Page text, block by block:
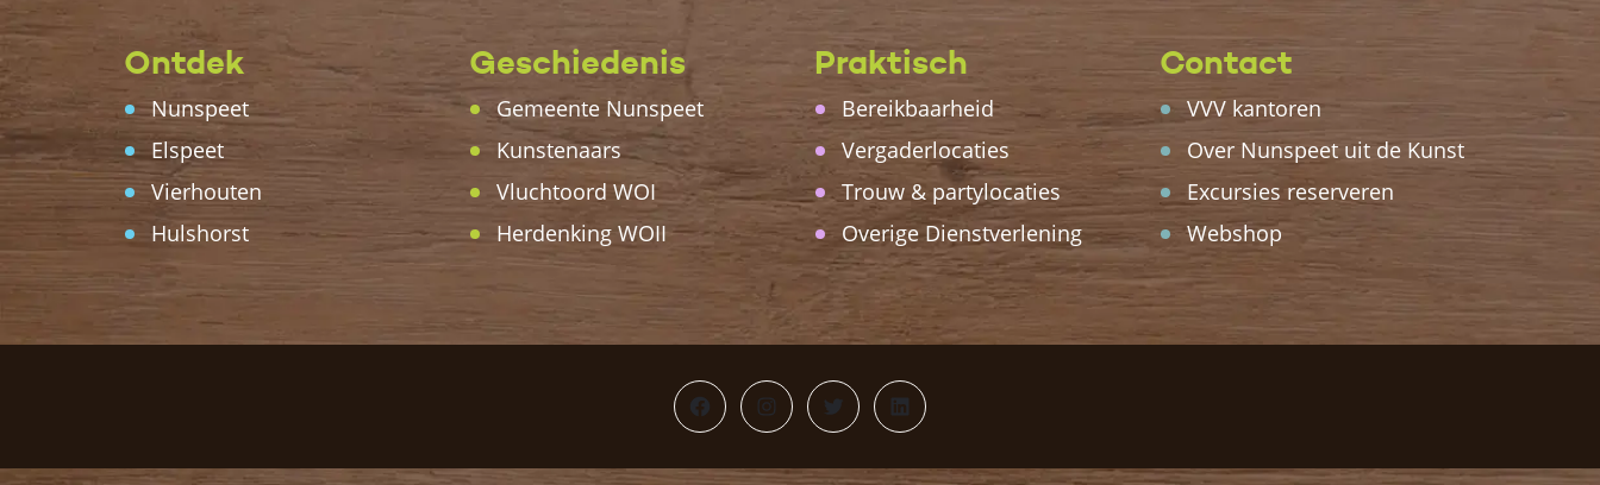
Ontdek
Nunspeet
Elspeet
Vierhouten
Hulshorst
Geschiedenis
Gemeente Nunspeet
Kunstenaars
Vluchtoord WOI
Herdenking WOII
Praktisch
Bereikbaarheid
Vergaderlocaties
Trouw & partylocaties
Overige Dienstverlening
Contact
VVV kantoren
Over Nunspeet uit de Kunst
Excursies reserveren
Webshop
FacebookInstagram
TwitterLinkedIn